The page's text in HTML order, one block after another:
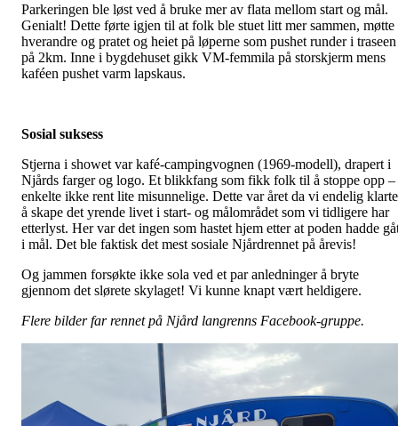
Parkeringen ble løst ved å bruke mer av flata mellom start og mål.
Genialt! Dette førte igjen til at folk ble stuet litt mer sammen, møtte
hverandre og pratet og heiet på løperne som pushet runder i traseen
på 2km. Inne i bygdehuset gikk VM-femmila på storskjerm mens
kaféen pushet varm lapskaus.
Sosial suksess
Stjerna i showet var kafé-campingvognen (1969-modell), drapert i
Njårds farger og logo. Et blikkfang som fikk folk til å stoppe opp –
enkelte ikke rent lite misunnelige. Dette var året da vi endelig klarte
å skape det yrende livet i start- og målområdet som vi tidligere har
etterlyst. Her var det ingen som hastet hjem etter at poden hadde
i mål. Det ble faktisk det mest sosiale Njårdrennet på årevis!
Og jammen forsøkte ikke sola ved et par anledninger å bryte
gjennom det slørete skylaget! Vi kunne knapt vært heldigere.
Flere bilder far rennet på Njård langrenns Facebook-gruppe.